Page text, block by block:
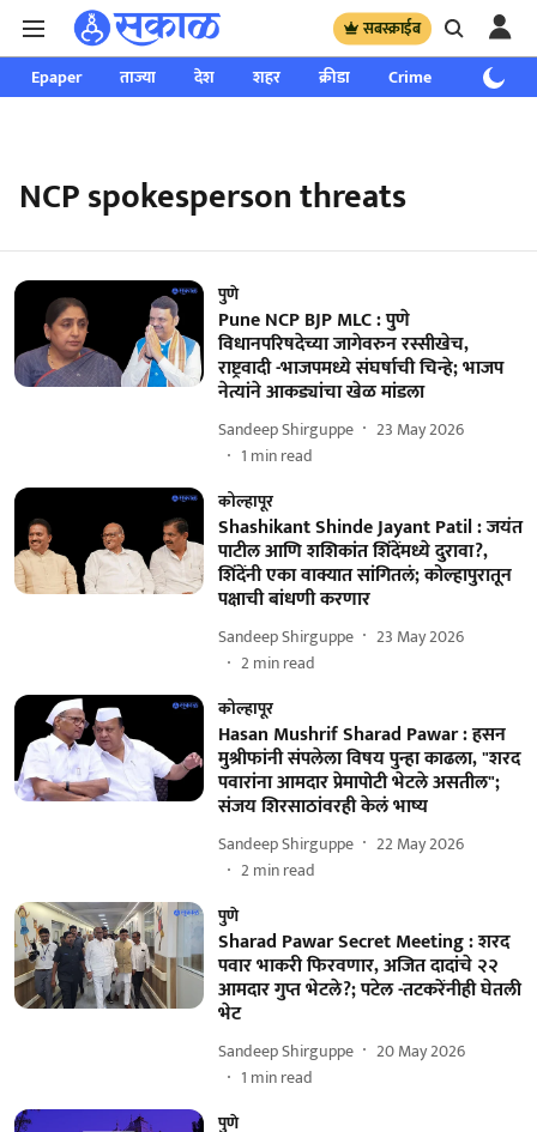
सबस्क्राईब
Epaper ताज्या देश शहर क्रीडा Crime साप्ताहिक
NCP spokesperson threats
पुणे
Pune NCP BJP MLC : पुणे
विधानपरिषदेच्या जागेवरुन रस्सीखेच,
राष्ट्रवादी -भाजपमध्ये संघर्षाची चिन्हे; भाजप
नेत्यांने आकड्यांचा खेळ मांडला
Sandeep Shirguppe
23 May 2026
1 min read
कोल्हापूर
Shashikant Shinde Jayant Patil : जयंत
पाटील आणि शशिकांत शिंदेंमध्ये दुरावा?,
शिंदेंनी एका वाक्यात सांगितलं; कोल्हापुरातून
पक्षाची बांधणी करणार
Sandeep Shirguppe
23 May 2026
2min read
कोल्हापूर
Hasan Mushrif Sharad Pawar : हसन
मुश्रीफांनी संपलेला विषय पुन्हा काढला, "शरद
पवारांना आमदार प्रेमापोटी भेटले असतील";
संजय शिरसाठांवरही केलं भाष्य
Sandeep Shirguppe
22 May 2026
2min read
पुणे
Sharad Pawar Secret Meeting : शरद
पवार भाकरी फिरवणार, अजित दादांचे २२
आमदार गुप्त भेटले?; पटेल -तटकरेंनीही घेतली
भेट
Sandeep Shirguppe
20 May 2026
1 min read
पुणे